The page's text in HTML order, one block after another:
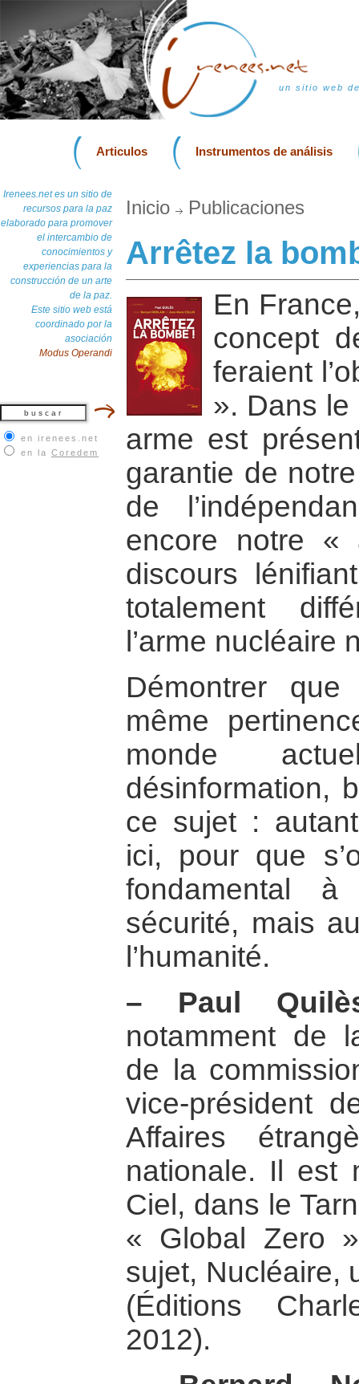
un sitio web
Articulos Instrumentos de análisis
Irenees.net es un sitio de
recursos para la paz
elaborado para promover
el intercambio de
conocimientos y
experiencias para la
construcción de un arte
de la paz.
Este sitio web está
coordinado por la
asociación
Modus Operandi
en irenees.net
en la Coredem
Inicio Publicaciones
Arrêtez la
En
concept
feraient
». Dans le
arme est
garantie de
de
encore notre «
discours
totalement
l’arme nucléaire
Démontrer
même
monde
désinformation,
ce sujet :
ici, pour que
fondamental
sécurité, mais
l’humanité.
–
Paul
notamment de
de la
vice-président
Affaires
nationale. Il est
Ciel, dans le
« Global Zero
sujet, Nucléaire,
(Éditions
2012).